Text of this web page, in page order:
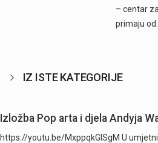
– centar
primaju od…
IZ ISTE KATEGORIJE
Izložba Pop arta i djela Andyja
https://youtu.be/MxppqkGISgM U